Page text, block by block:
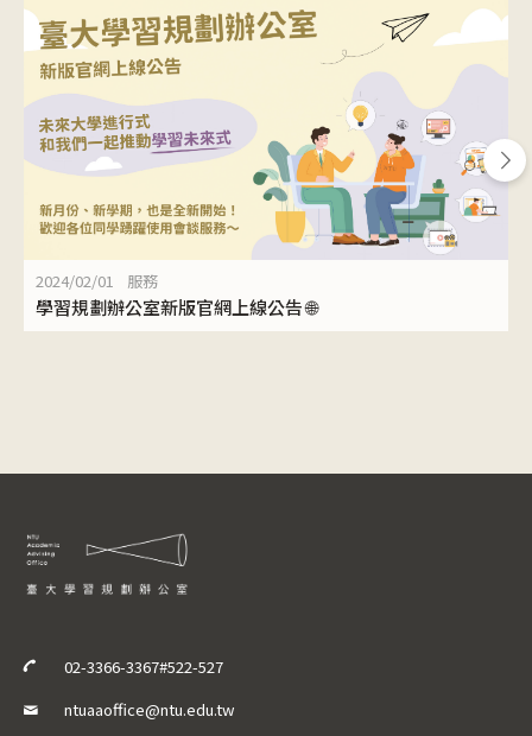
2024/02/01 服務
學習規劃辦公室新版官網上線公告 🌐
02-3366-3367#522-527
ntuaaoffice@ntu.edu.tw